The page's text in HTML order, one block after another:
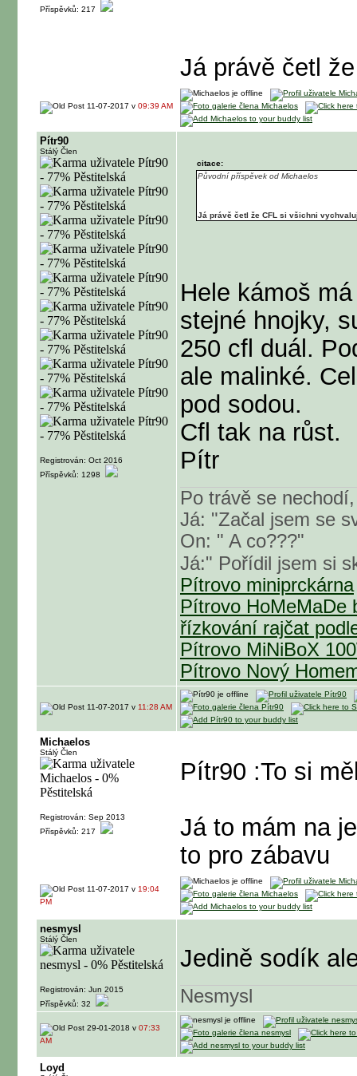
Příspěvků: 217
Já právě četl
11-07-2017 v 09:39 AM
Pítr90
Stálý Člen
Registrován: Oct 2016
Příspěvků: 1298
citace:
Původní příspěvek od Michaelos
Já právě četl že CFL si všichni
Hele kámoš
stejné hnojky,
250 cfl duál.
ale malinké.
pod sodou.
Cfl tak na růst.
Pítr
Po trávě se
Já: "Začal jsem se
On: " A co???"
Já:" Pořídil jsem si
Pítrovo miniprckárna
Pítrovo HoMeMaDe
řízkování rajčat
Pítrovo MiNiBoX
Pítrovo Nový
11-07-2017 v 11:28 AM
Michaelos
Stálý Člen
Registrován: Sep 2013
Příspěvků: 217
Pítr90 :To si
Já to mám na
to pro zábavu
11-07-2017 v 19:04
PM
nesmysl
Stálý Člen
Registrován: Jun 2015
Příspěvků: 32
Jedině sodík
Nesmysl
29-01-2018 v 07:33
AM
Loyd